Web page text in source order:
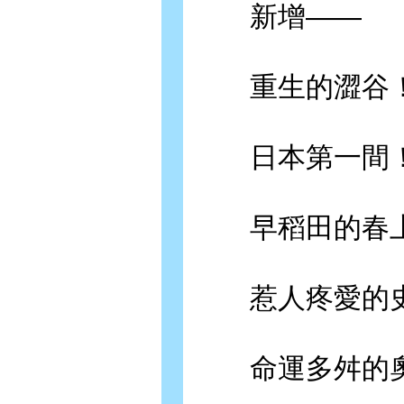
新增——
重生的澀谷！
日本第一間！
早稻田的春
惹人疼愛的
命運多舛的奧